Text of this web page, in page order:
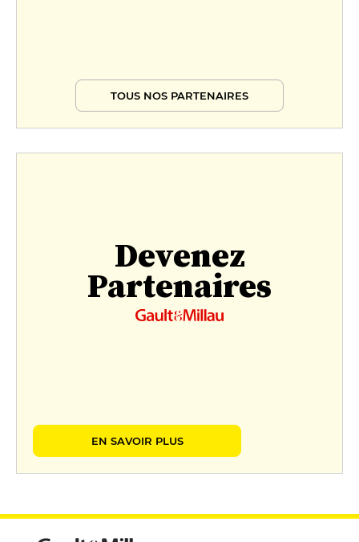
TOUS NOS PARTENAIRES
Devenez
Partenaires
EN SAVOIR PLUS